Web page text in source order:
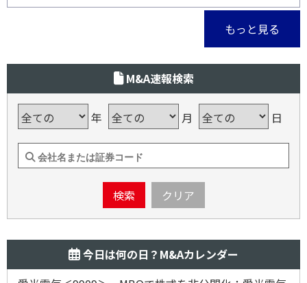
もっと見る
M&A速報検索
年 月 日
検索 クリア
今日は何の日？M&Aカレンダー